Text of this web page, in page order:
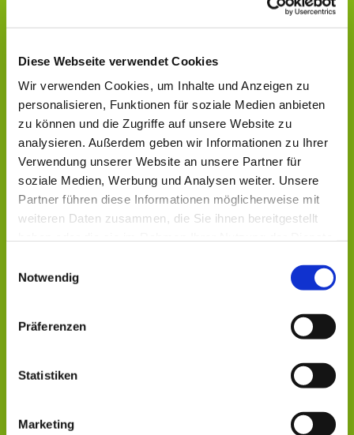
Diese Webseite verwendet Cookies
Wir verwenden Cookies, um Inhalte und Anzeigen zu
personalisieren, Funktionen für soziale Medien anbieten
zu können und die Zugriffe auf unsere Website zu
analysieren. Außerdem geben wir Informationen zu Ihrer
Verwendung unserer Website an unsere Partner für
soziale Medien, Werbung und Analysen weiter. Unsere
Partner führen diese Informationen möglicherweise mit
weiteren Daten zusammen, die Sie ihnen bereitgestellt
Notwendig
Präferenzen
Statistiken
Marketing
Infos & Anmeldung bei:
Tel.: 0151 14170618
Dies könnte Sie auch